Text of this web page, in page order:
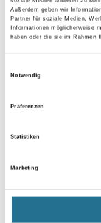
Außerdem geben wir
Partner für soziale Medien,
Informationen möglicherweise
haben oder die sie im Rahmen
Notwendig
Präferenzen
Statistiken
Marketing
Umrechnungsfaktoren
Produkteigenschaft